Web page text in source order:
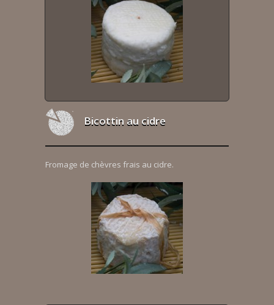
Bicottin au cidre
Fromage de chèvres frais au cidre.